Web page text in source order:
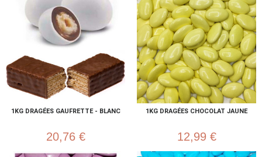
1KG DRAGÉES GAUFRETTE - BLANC
20,76 €
1KG DRAGÉES CHOCOLAT JAUNE
12,99 €